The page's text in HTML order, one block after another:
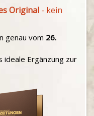
Original - kein
genau vom 26.
ideale Ergänzung zur